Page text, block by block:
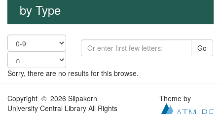
by Type
Go
Sorry, there are no results for this browse.
Copyright © 2026 Silpakorn
University Central Library All Rights
Theme by